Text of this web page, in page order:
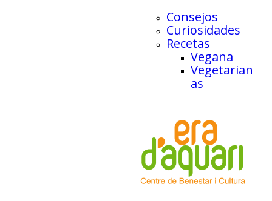
Consejos
Curiosidades
Recetas
Vegana
Vegetarian
as